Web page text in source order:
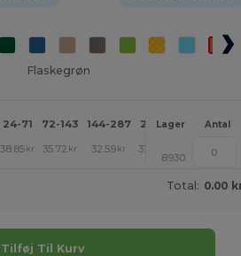
Flaskegrøn
24-71 72-143 144-287 288 + Mere
Lager Antal
38.85 kr 35.72 kr 32.59 kr 31.06
8930
Total: 0.00
Tilføj Til Kurv